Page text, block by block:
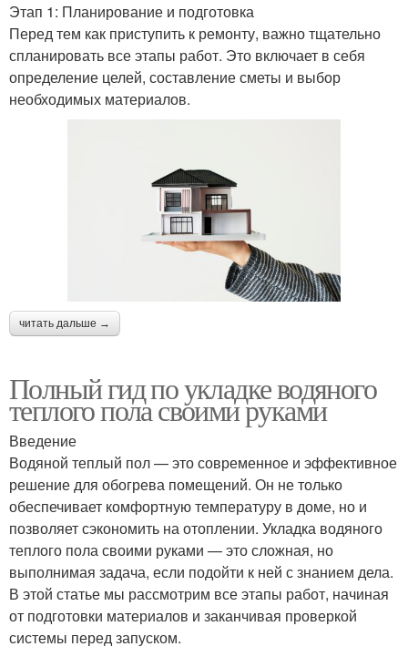
Этап 1: Планирование и подготовка
Перед тем как приступить к ремонту, важно тщательно
спланировать все этапы работ. Это включает в себя
определение целей, составление сметы и выбор
необходимых материалов.
читать дальше →
Полный гид по укладке водяного
теплого пола своими руками
Введение
Водяной теплый пол — это современное и эффективное
решение для обогрева помещений. Он не только
обеспечивает комфортную температуру в доме, но и
позволяет сэкономить на отоплении. Укладка водяного
теплого пола своими руками — это сложная, но
выполнимая задача, если подойти к ней с знанием дела.
В этой статье мы рассмотрим все этапы работ, начиная
от подготовки материалов и заканчивая проверкой
системы перед запуском.